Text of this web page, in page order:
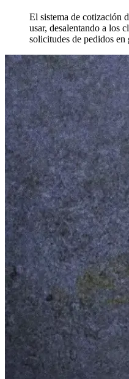
El sistema de cotización
usar, desalentando a los
solicitudes de pedidos en